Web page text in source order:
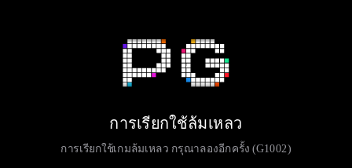
การเรียกใช้ล้มเหลว
การเรียกใช้เกมล้มเหลว กรุณาลองอีกครั้ง (G1002)